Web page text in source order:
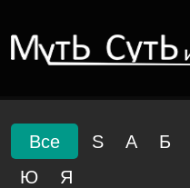
Все S А Б
Ю
Я